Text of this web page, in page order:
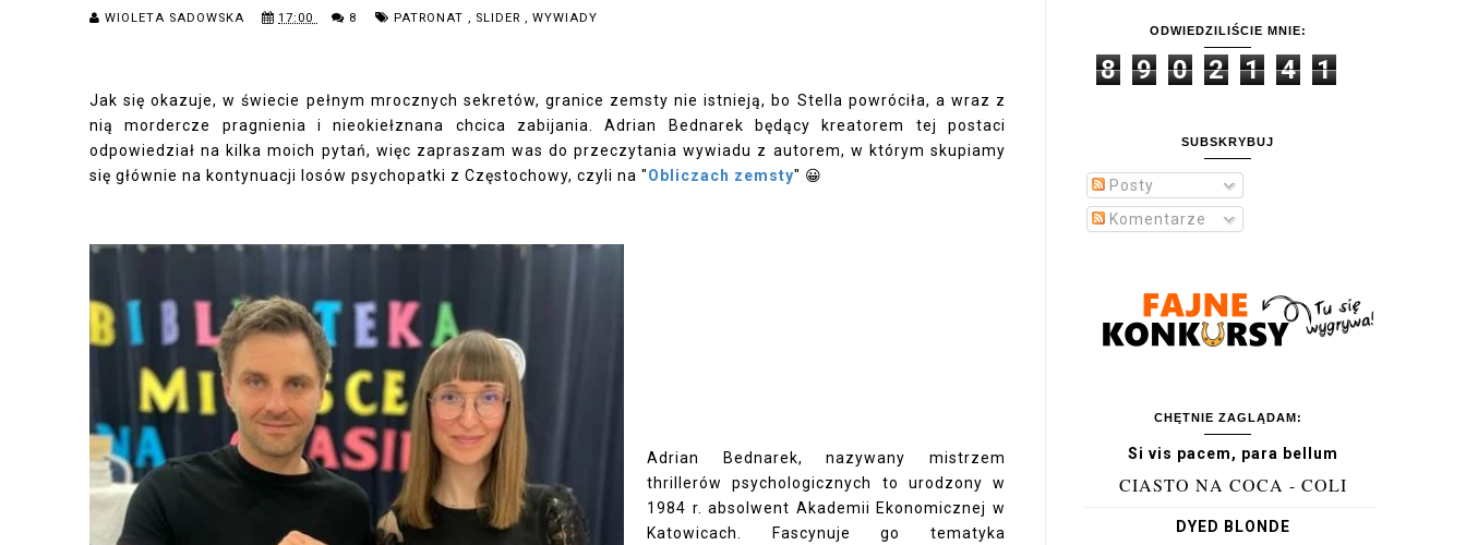
WIOLETA SADOWSKA 17:00 8 PATRONAT , SLIDER , WYWIADY
Jak się okazuje, w świecie pełnym mrocznych sekretów, granice zemsty nie istnieją, bo Stella powróciła, a wraz z
nią mordercze pragnienia i nieokiełznana chcica zabijania. Adrian Bednarek będący kreatorem tej postaci
odpowiedział na kilka moich pytań, więc zapraszam was do przeczytania wywiadu z autorem, w którym skupiamy
się głównie na kontynuacji losów psychopatki z Częstochowy, czyli na "Obliczach zemsty" 😀
Adrian Bednarek, nazywany mistrzem
thrillerów psychologicznych to urodzony w
1984 r. absolwent Akademii Ekonomicznej w
Katowicach. Fascynuje go tematyka
ODWIEDZILIŚCIE MNIE:
8 9 0 2 1 4 1
SUBSKRYBUJ
Posty
Komentarze
CHĘTNIE ZAGLĄDAM:
Si vis pacem, para bellum
CIASTO NA COCA - COLI
DYED BLONDE